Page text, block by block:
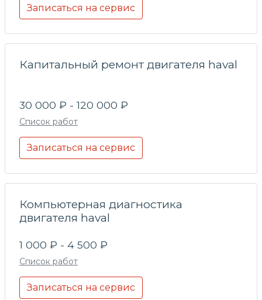
Записаться на сервис
Капитальный ремонт двигателя haval
30 000 ₽ - 120 000 ₽
Список работ
Записаться на сервис
Компьютерная диагностика
двигателя haval
1 000 ₽ - 4 500 ₽
Список работ
Записаться на сервис